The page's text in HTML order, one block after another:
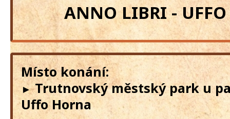
ANNO LIBRI -
Místo konání:
► Trutnovský městský park u
Uffo Horna